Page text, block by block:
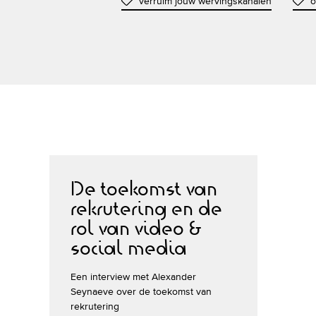
De toekomst van
rekrutering en de
rol van video &
social media
Een interview met Alexander
Seynaeve over de toekomst van
rekrutering